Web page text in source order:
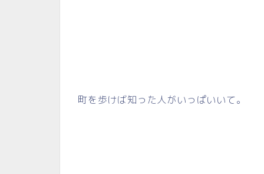
町を歩けば知った人がいっぱいいて。